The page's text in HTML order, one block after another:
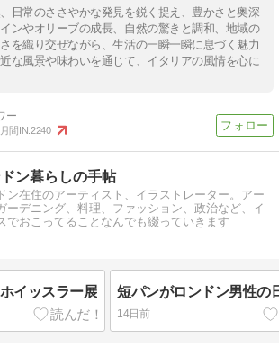
日常のささやかな発見を鋭く捉え、豊かさと奥深
ンやオリーブの成長、自然の驚きと調和、地域の
を織り交ぜながら、生活の一瞬一瞬に息づく魅力
な風景や味わいを通じて、イタリアの風情を心に
月間IN:2240
ドン暮らしの手帖
ン在住のアーティスト、イラストレーター。アー
ーデニング、料理、ファッション、政治など、イ
でおこってることなんでも綴っていきます
イッスラー展 短パンがロンドン男性の
14日前